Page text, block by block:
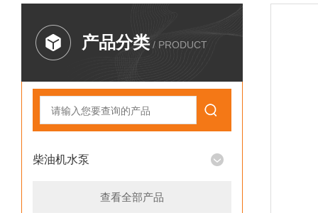
产品分类 / PRODUCT
柴油机水泵
查看全部产品